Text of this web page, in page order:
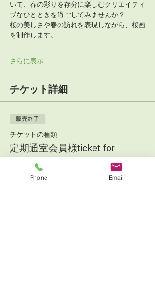
いて、春の彩りを存分に楽しむクリエイティ
ブなひとときを過ごしてみませんか？
桜の美しさや春の訪れを表現しながら、桜画
を制作します。
さらに表示
チケット詳細
販売終了
チケットの種類
定期通室会員様ticket for
member
詳細を見る
Phone Email